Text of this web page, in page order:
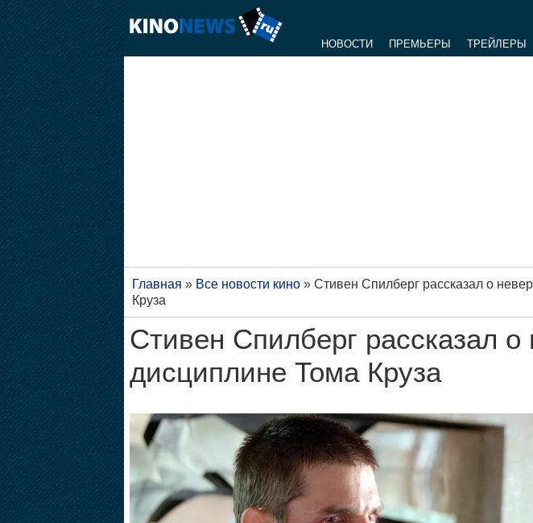
НОВОСТИ ПРЕМЬЕРЫ ТРЕЙЛЕРЫ
Главная » Все новости кино» Стивен Спилберг рассказал о
Круза
Стивен Спилберг рассказал о
дисциплине Тома Круза